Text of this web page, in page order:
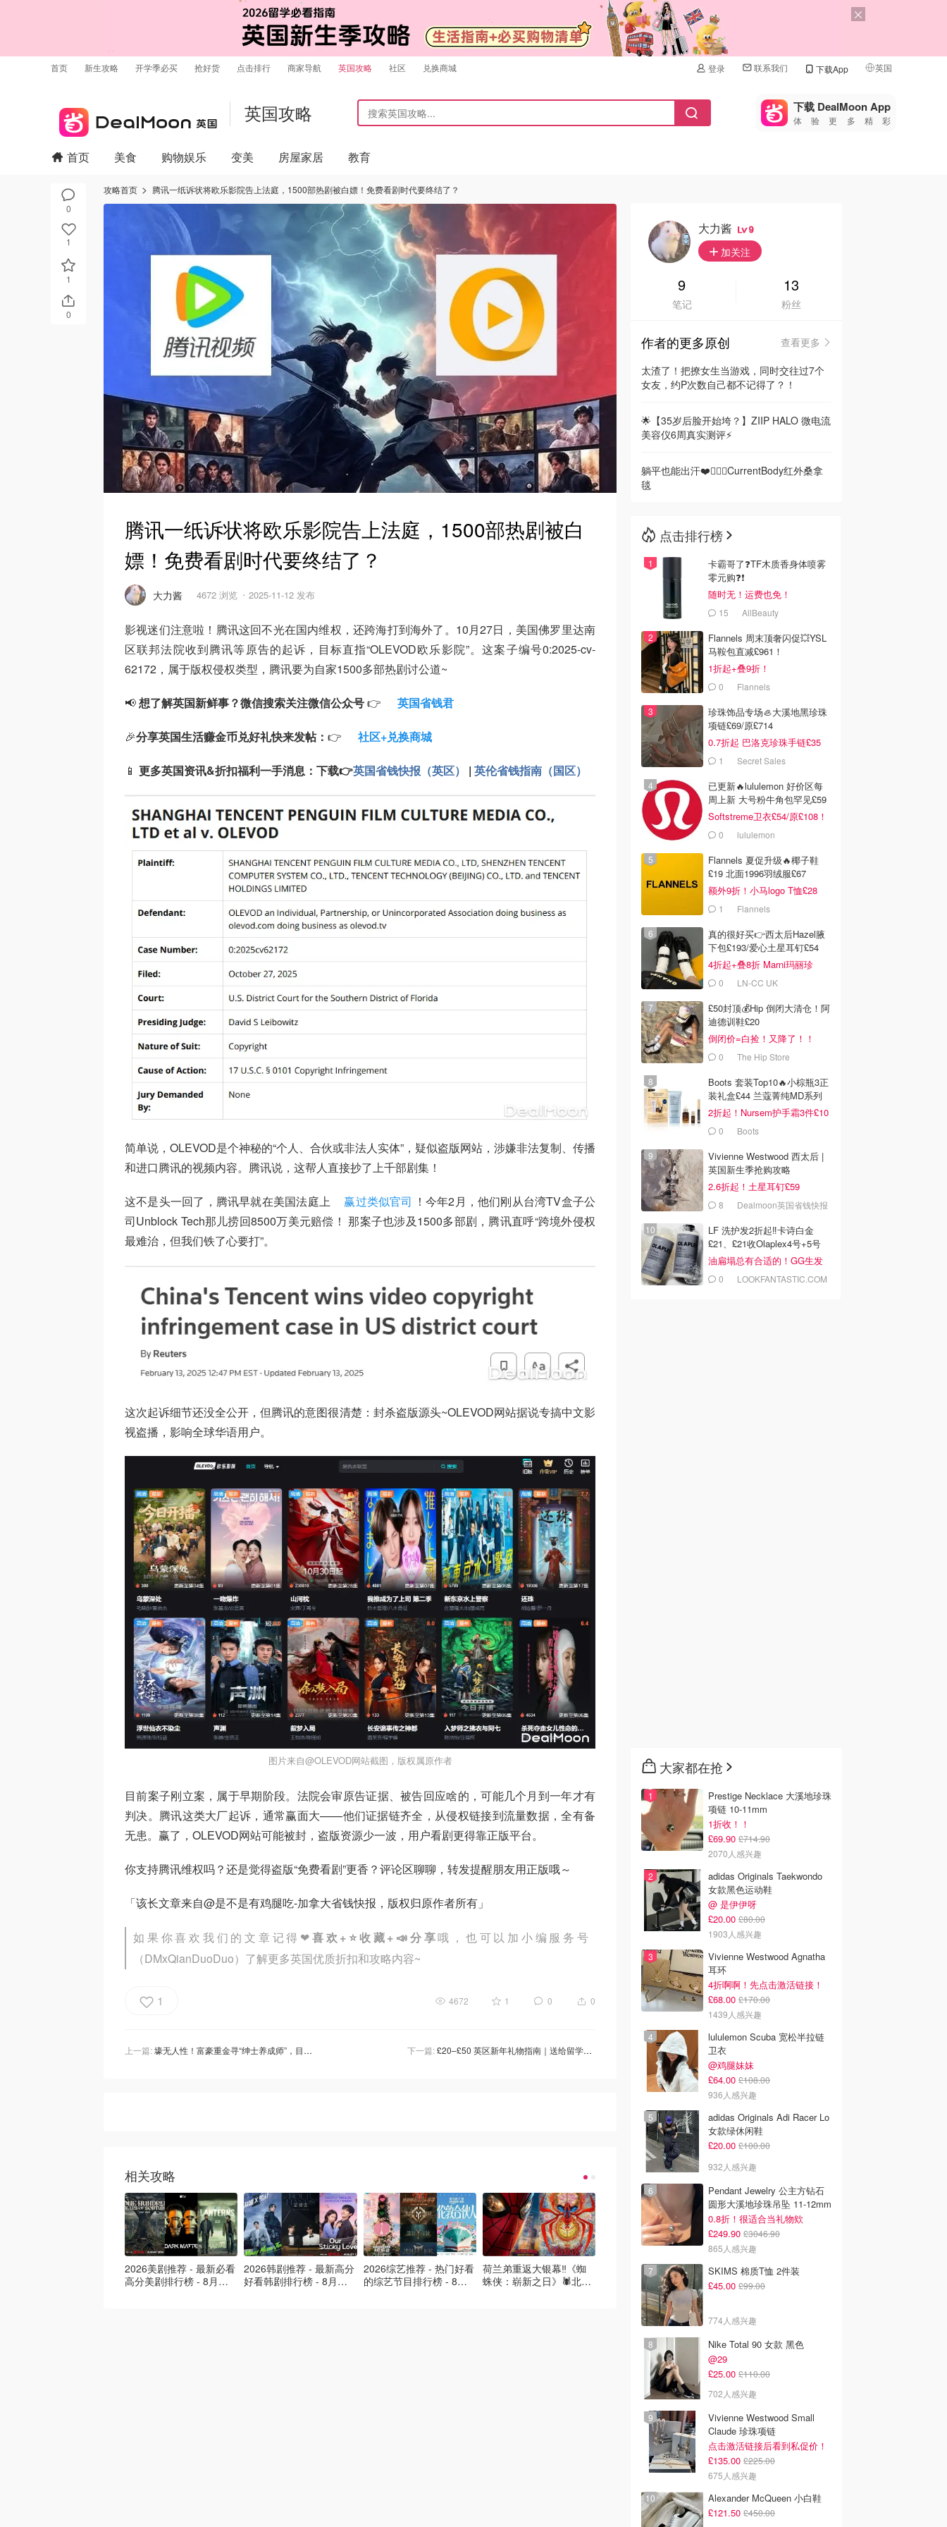
首页 新生攻略 开学季必买 抢好货 点击排行 商家导航 英国攻略 社区 兑换商城 登录 联系我们 下载App 英国
🇺🇸
🇨🇳 中国
🇦🇺
🇳🇿新西兰
英国攻略 下载 DealMoon App
体验更多精彩
0
1
1
0
首页 美食 购物娱乐 变美 房屋家居 教育
攻略首页 腾讯一纸诉状将欧乐影院告上法庭，1500部热剧被白嫖！免费看剧时代要终结了？
腾讯一纸诉状将欧乐影院告上法庭，1500部热剧被白
嫖！免费看剧时代要终结了？
大力酱 4672 浏览 2025-11-12 发布
影视迷们注意啦！腾讯这回不光在国内维权，还跨海打到海外了。10月27日，美国佛罗里达南
区联邦法院收到腾讯等原告的起诉，目标直指“OLEVOD欧乐影院”。这案子编号0:2025-cv-
62172，属于版权侵权类型，腾讯要为自家1500多部热剧讨公道~
📢想了解英国新鲜事？微信搜索关注微信公众号👉 英国省钱君
🎉分享英国生活赚金币兑好礼快来发帖： 👉 社区+兑换商城
📱 更多英国资讯&折扣福利一手消息： 下载👉英国省钱快报（英区） | 英伦省钱指南（国区）
简单说，OLEVOD是个神秘的“个人、合伙或非法人实体”，疑似盗版网站，涉嫌非法复制、传播
和进口腾讯的视频内容。腾讯说，这帮人直接抄了上千部剧集！
这不是头一回了，腾讯早就在美国法庭上 赢过类似官司 ！今年2月，他们刚从台湾TV盒子公
司Unblock Tech那儿捞回8500万美元赔偿！ 那案子也涉及1500多部剧，腾讯直呼“跨境外侵权
最难治，但我们铁了心要打”。
这次起诉细节还没全公开，但腾讯的意图很清楚：封杀盗版源头~OLEVOD网站据说专搞中文影
视盗播，影响全球华语用户。
图片来自@OLEVOD网站截图，版权属原作者
目前案子刚立案，属于早期阶段。法院会审原告证据、被告回应啥的，可能几个月到一年才有
判决。腾讯这类大厂起诉，通常赢面大——他们证据链齐全，从侵权链接到流量数据，全有备
无患。赢了，OLEVOD网站可能被封，盗版资源少一波，用户看剧更得靠正版平台。
你支持腾讯维权吗？还是觉得盗版“免费看剧”更香？评论区聊聊，转发提醒朋友用正版哦～
「该长文章来自@是不是有鸡腿吃-加拿大省钱快报，版权归原作者所有」
如果你喜欢我们的文章记得 ❤喜欢+⭐收藏+📣分享哦，也可以加小编服务号
（DMxQianDuoDuo）了解更多英国优质折扣和攻略内容~
1 4672 1 0 0
上一篇:壕无人性！富豪重金寻“绅士养成师”，目标竟是1岁小萌娃？网友：这也太卷了！ 下一篇:£20–£50 英区新年礼物指南｜送给留学生真正会开心的实用+有面子礼物清单
相关攻略
2026美剧推荐 - 最新必看
高分美剧排行榜 - 8月最
2026韩剧推荐 - 最新高分
好看韩剧排行榜 - 8月最
2026综艺推荐 - 热门好看
的综艺节目排行榜 - 8月
荷兰弟重返大银幕‼️《蜘
蛛侠：崭新之日》🕷️北美
2026韩国电影推荐 | 最新
好看的韩国电影排行榜，
必看盘点！8月最新！(持
好看的电视剧推荐2026-
高分大陆电视剧持续更
新-8月最新:《九门》、
大力酱 9
加关注
9
笔记
13
粉丝
作者的更多原创
查看更多
太渣了！把撩女生当游戏，同时交往过7个
女友，约P次数自己都不记得了？！
🌟【35岁后脸开始垮？】ZIIP HALO 微电流
美容仪6周真实测评⚡️
躺平也能出汗❤️🧖🏻‍♀️CurrentBody红外桑拿
毯
点击排行榜
卡霸哥了❓TF木质香身体喷雾
零元购❓❗
随时无！运费也免！
15 AllBeauty
Flannels 周末顶奢闪促💥YSL
马鞍包直减£961！
1折起+叠9折！
0 Flannels
珍珠饰品专场🦪大溪地黑珍珠
项链£69/原£714
0.7折起 巴洛克珍珠手链£35
1 Secret Sales
已更新🔥lululemon 好价区每
周上新 大号粉牛角包罕见£59
Softstreme卫衣£54/原£108！
0 lululemon
Flannels 夏促升级🔥椰子鞋
£19 北面1996羽绒服£67
额外9折！小马logo T恤£28
1 Flannels
真的很好买👉西太后Hazel腋
下包£193/爱心土星耳钉£54
4折起+叠8折 Marni玛丽珍
£2120 LN-CC UK
£50封顶💰Hip 倒闭大清仓！阿
迪德训鞋£20
倒闭价=白捡！又降了！！
0 The Hip Store
Boots 套装Top10🔥小棕瓶3正
装礼盒£44 兰蔻菁纯MD系列
首折
2折起！Nursem护手霜3件£10
0 Boots
Vivienne Westwood 西太后 |
英国新生季抢购攻略
2.6折起！土星耳钉£59
8 Dealmoon英国省钱快报
LF 洗护发2折起‼️卡诗白金
£21、£21收Olaplex4号+5号
油扁塌总有合适的！GG生发
精华£5
0 LOOKFANTASTIC.COM
大家都在抢
Prestige Necklace 大溪地珍珠
项链 10-11mm
1折收！！
£69.90 £714.90
2070人感兴趣
adidas Originals Taekwondo
女款黑色运动鞋
@ 是伊伊呀
£20.00 £80.00
1903人感兴趣
Vivienne Westwood Agnatha
耳环
4折啊啊！先点击激活链接！
£68.00 £170.00
1439人感兴趣
lululemon Scuba 宽松半拉链
卫衣
@鸡腿妹妹
£64.00 £108.00
936人感兴趣
adidas Originals Adi Racer Lo
女款绿休闲鞋
£20.00 £100.00
932人感兴趣
Pendant Jewelry 公主方钻石
圆形大溪地珍珠吊坠 11-12mm
0.8折！很适合当礼物欸
£249.90 £3046.90
865人感兴趣
SKIMS 棉质T恤 2件装
£45.00 £99.00
774人感兴趣
Nike Total 90 女款 黑色
@29
£25.00 £110.00
702人感兴趣
Vivienne Westwood Small
Claude 珍珠项链
点击激活链接后看到私促价！
£135.00 £225.00
675人感兴趣
Alexander McQueen 小白鞋
£121.50 £450.00